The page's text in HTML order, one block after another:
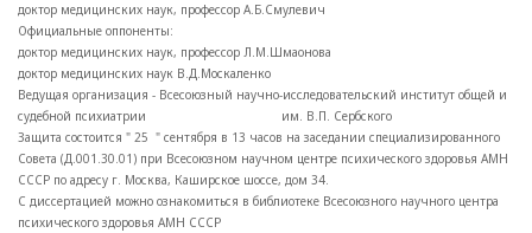
доктор медицинских наук, профессор А.Б.Смулевич
Официальные оппоненты:
доктор медицинских наук, профессор Л.М.Шмаонова
доктор медицинских наук В.Д.Москаленко
Ведущая организация - Всесоюзный научно-исследовательский институт общей и
судебной психиатрии им. B.П. Сербского
Защита состоится " 25 " сентября в 13 часов на заседании специализированного
Совета (Д.001.30.01) при Всесоюзном научном центре психического здоровья АМН
СССР по адресу г. Москва, Каширское шоссе, дом 34.
С диссертацией можно ознакомиться в библиотеке Всесоюзного научного центра
психического здоровья АМН СССР